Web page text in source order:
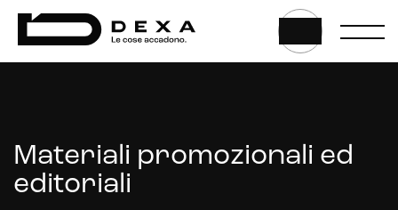
Website
Sviluppo CMS personalizzati
Headless CMS
Materiali promozionali ed
editoriali